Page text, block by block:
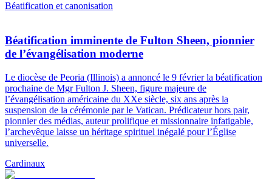
Béatification et canonisation
Béatification imminente de Fulton Sheen, pionnier
de l’évangélisation moderne
Le diocèse de Peoria (Illinois) a annoncé le 9 février la béatification
prochaine de Mgr Fulton J. Sheen, figure majeure de
l’évangélisation américaine du XXe siècle, six ans après la
suspension de la cérémonie par le Vatican. Prédicateur hors pair,
pionnier des médias, auteur prolifique et missionnaire infatigable,
l’archevêque laisse un héritage spirituel inégalé pour l’Église
universelle.
Cardinaux